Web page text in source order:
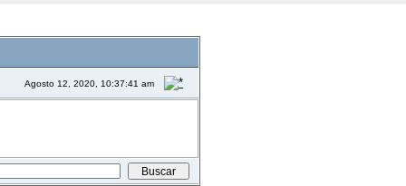
Agosto 12, 2020, 10:37:41 am